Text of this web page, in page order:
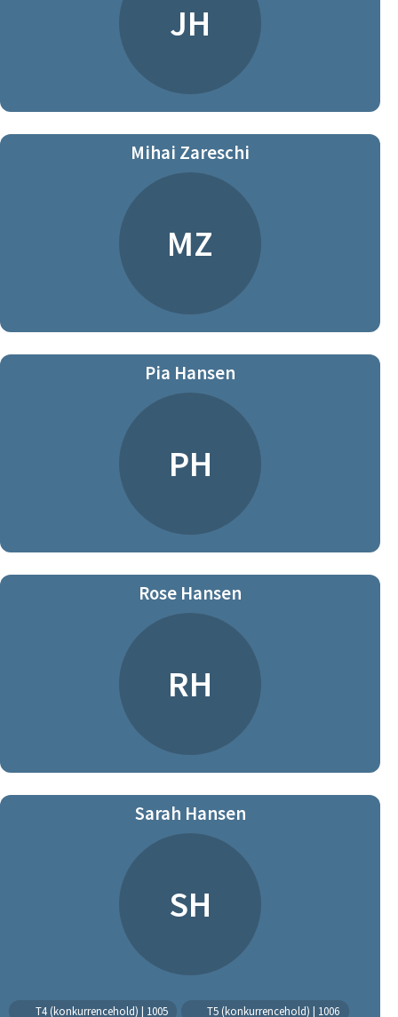
JH
Mihai Zareschi
MZ
Pia Hansen
PH
Rose Hansen
RH
Sarah Hansen
SH
T4 (konkurrencehold) | 1005 T5 (konkurrencehold) | 1006